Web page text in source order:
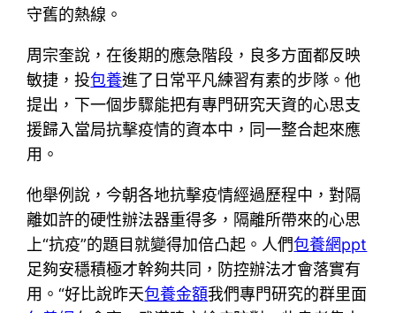
守舊的熱線。
周宗奎說，在後期的應急階段，良多方面都反映
敏捷，投包養進了日常平凡練習有素的步隊。他
提出，下一個步驟能把有專門研究天資的心思支
援歸入當局抗擊疫情的資本中，同一整合起來應
用。
他舉例說，今朝各地抗擊疫情經過歷程中，對隔
離如許的硬性辦法器重得多，隔離所帶來的心思
上“抗疫”的題目就變得加倍凸起。人們包養網ppt
足夠安穩積極才幹夠共同，防控辦法才會落實有
用。“好比說昨天包養金額我們專門研究的群里面